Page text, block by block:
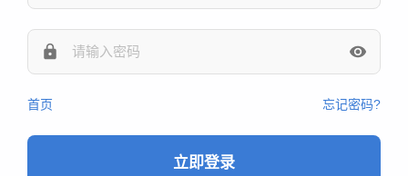
首页 忘记密码?
立即登录